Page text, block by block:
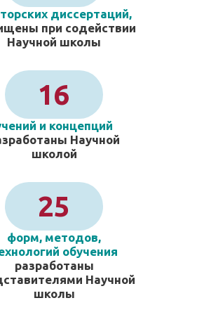
диссертаций,
при содействии
Научной школы
16
и концепций
Научной
школой
25
форм, методов,
обучения
разработаны
Научной
школы